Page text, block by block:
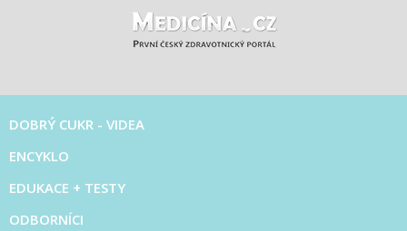
DOBRÝ CUKR - VIDEA
ENCYKLO
EDUKACE + TESTY
ODBORNÍCI